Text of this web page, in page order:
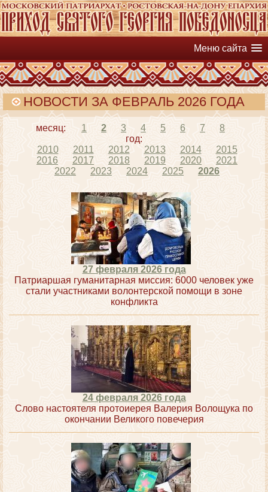
Меню сайта
НОВОСТИ ЗА ФЕВРАЛЬ 2026 ГОДА
месяц: 1 2 3 4 5 6 7
8
год:
2010
2011 2012 2013 2014
2015
2016
2017 2018 2019 2020
2021
2022
2023 2024 2025 2026
27 февраля 2026 года
Патриаршая гуманитарная миссия: 6000 человек уже
стали участниками волонтерской помощи в зоне
конфликта
24 февраля 2026 года
Слово настоятеля протоиерея Валерия Волощука по
окончании Великого повечерия